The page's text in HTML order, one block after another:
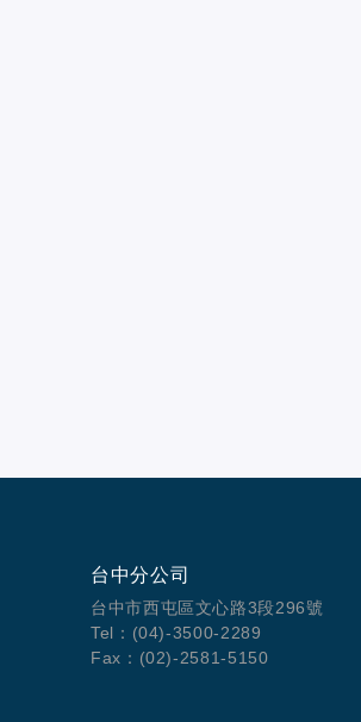
台中分公司
台中市西屯區文心路3段296號
Tel：(04)-3500-2289
Fax：(02)-2581-5150